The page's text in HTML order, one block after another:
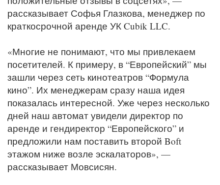
рассказывает Софья Глазкова, менеджер по
краткосрочной аренде УК Cubik LLC.
«Многие не понимают, что мы привлекаем
посетителей. К примеру, в “Европейский” мы
зашли через сеть кинотеатров “Формула
кино”. Их менеджерам сразу наша идея
показалась интересной. Уже через несколько
дней наш автомат увидели директор по
аренде и гендиректор “Европейского” и
предложили нам поставить второй Boft
этажом ниже возле эскалаторов», —
рассказывает Мовсисян.